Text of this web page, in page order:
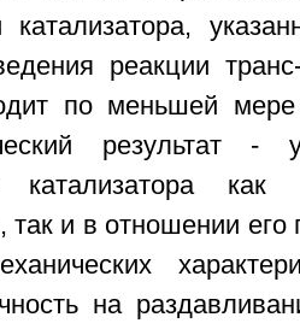
катализатора,
реакции
по меньшей
результат -
катализатора
так и в отношении его
на